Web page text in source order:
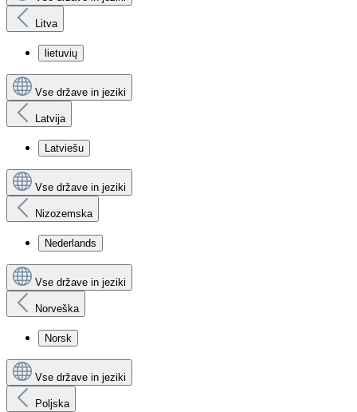
Litva
lietuvių
Vse države in jeziki
Latvija
Latviešu
Vse države in jeziki
Nizozemska
Nederlands
Vse države in jeziki
Norveška
Norsk
Vse države in jeziki
Poljska